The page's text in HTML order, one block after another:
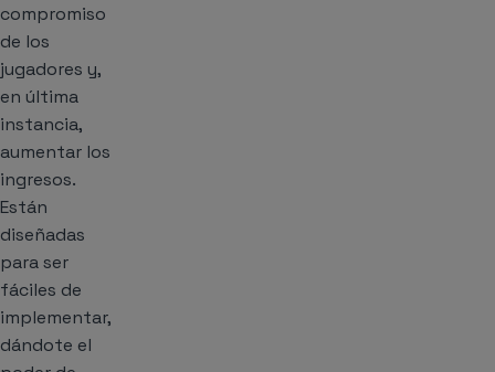
compromiso
de los
jugadores y,
en última
instancia,
aumentar los
ingresos.
Están
diseñadas
para ser
fáciles de
implementar,
dándote el